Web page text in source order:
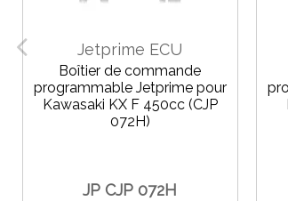
Jetprime ECU
Boîtier de commande
programmable Jetprime pour
Kawasaki KX F 450cc (CJP
072H)
JP CJP 072H